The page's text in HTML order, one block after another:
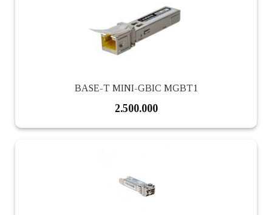
BASE-T MINI-GBIC MGBT1
2.500.000